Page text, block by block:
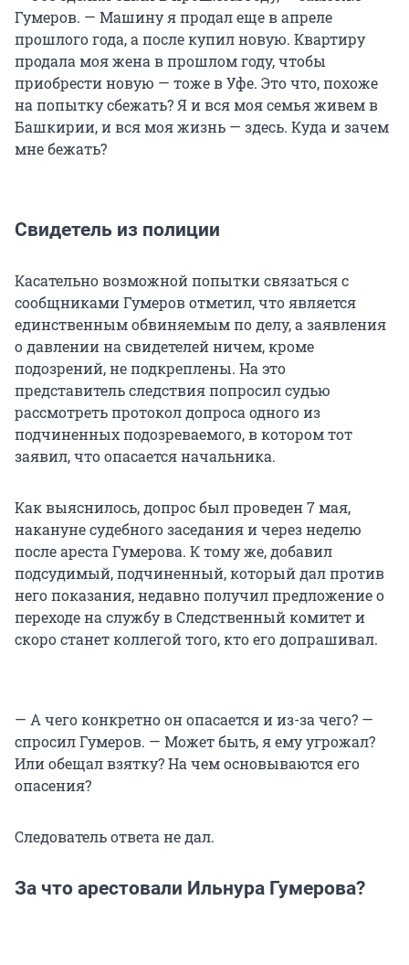
Гумеров. — Машину я продал еще в апреле
прошлого года, а после купил новую. Квартиру
продала моя жена в прошлом году, чтобы
приобрести новую — тоже в Уфе. Это что, похоже
на попытку сбежать? Я и вся моя семья живем в
Башкирии, и вся моя жизнь — здесь. Куда и зачем
мне бежать?
Свидетель из полиции
Касательно возможной попытки связаться с
сообщниками Гумеров отметил, что является
единственным обвиняемым по делу, а заявления
о давлении на свидетелей ничем, кроме
подозрений, не подкреплены. На это
представитель следствия попросил судью
рассмотреть протокол допроса одного из
подчиненных подозреваемого, в котором тот
заявил, что опасается начальника.
Как выяснилось, допрос был проведен 7 мая,
накануне судебного заседания и через неделю
после ареста Гумерова. К тому же, добавил
подсудимый, подчиненный, который дал против
него показания, недавно получил предложение о
переходе на службу в Следственный комитет и
скоро станет коллегой того, кто его допрашивал.
— А чего конкретно он опасается и из-за чего? —
спросил Гумеров. — Может быть, я ему угрожал?
Или обещал взятку? На чем основываются его
опасения?
Следователь ответа не дал.
За что арестовали Ильнура Гумерова?